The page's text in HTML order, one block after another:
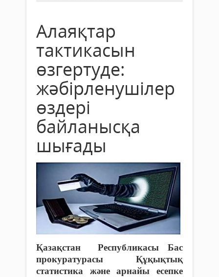
Алаяқтар
тактикасын
өзгертуде:
жәбірленушілер
өздері
байланысқа
шығады
Қазақстан Республикасы Бас
прокуратурасы Құқықтық
статистика және арнайы есепке